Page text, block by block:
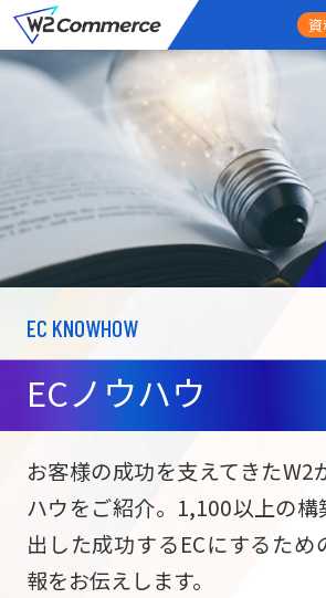
資
サービス
ECサイト構築
サブスク/定期通販
ECサイト構築
PRICE
料金
FEATURE
導入事例
USEFUL
お役立ち情報
NEWS
ニュース
EC KNOWHOW
ECノウハウ
お客様の成功を支えてきたW2
ハウをご紹介。1,100以上の構
出した成功するECにするため
報をお伝えします。